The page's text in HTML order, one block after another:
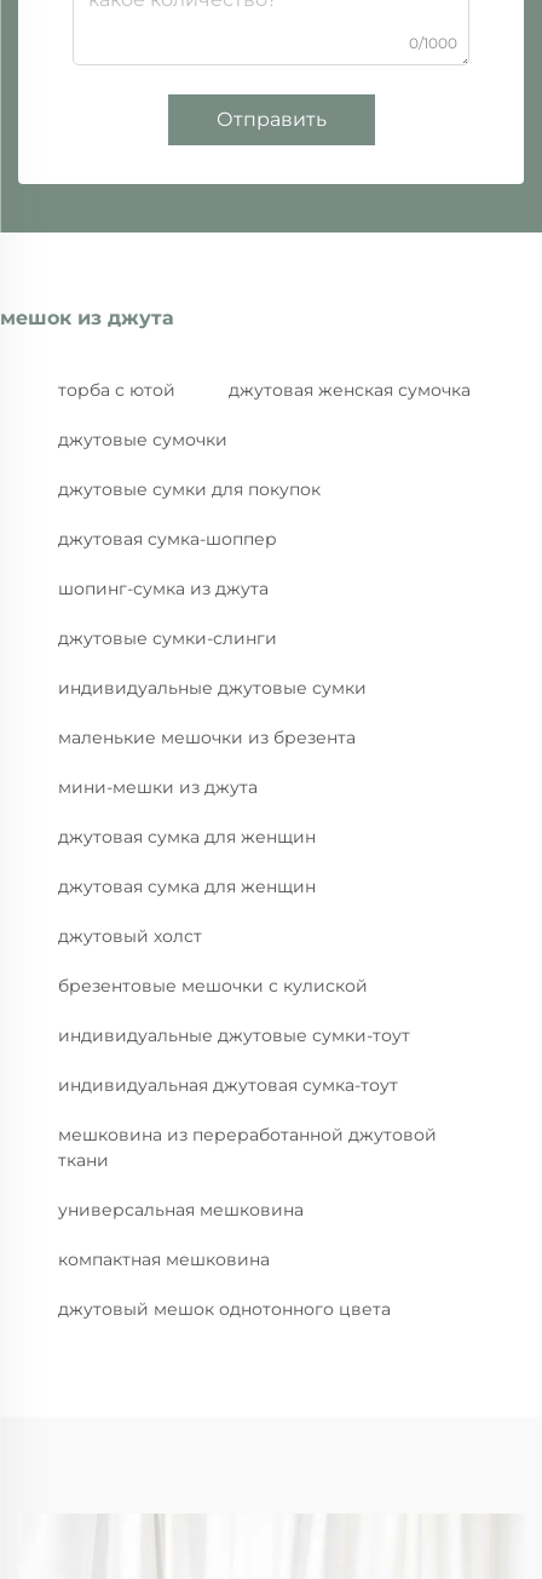
0/1000
Отправить
мешок из джута
торба с ютой джутовая женская сумочка
джутовые сумочки
джутовые сумки для покупок
джутовая сумка-шоппер
шопинг-сумка из джута
джутовые сумки-слинги
индивидуальные джутовые сумки
маленькие мешочки из брезента
мини-мешки из джута
джутовая сумка для женщин
джутовая сумка для женщин
джутовый холст
брезентовые мешочки с кулиской
индивидуальные джутовые сумки-тоут
индивидуальная джутовая сумка-тоут
мешковина из переработанной джутовой
ткани
универсальная мешковина
компактная мешковина
джутовый мешок однотонного цвета